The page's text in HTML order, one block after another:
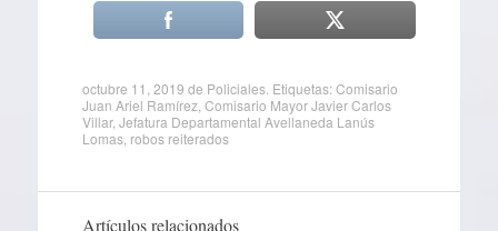
octubre 11, 2019 de Policiales. Etiquetas:Comisario
Juan Ariel Ramírez, Comisario Mayor Javier Carlos
Villar, Jefatura Departamental Avellaneda Lanús
Lomas, robos reiterados
Artículos relacionados